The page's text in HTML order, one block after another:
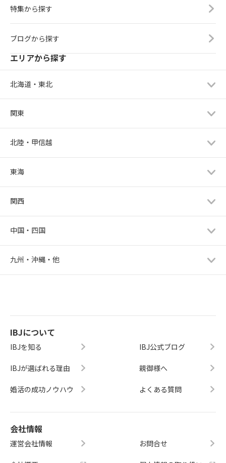
特集から探す
ブログから探す
エリアから探す
北海道・東北
関東
北陸・甲信越
東海
関西
中国・四国
九州・沖縄・他
IBJについて
IBJを知る
IBJが選ばれる理由
婚活の成功ノウハウ
IBJ公式ブログ
親御様へ
よくある質問
会社情報
運営会社情報 お問合せ